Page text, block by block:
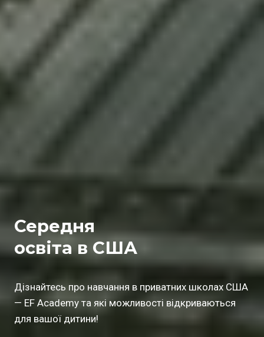
Середня
освіта в США
Дізнайтесь про навчання в приватних школах США
— EF Academy та які можливості відкриваються
для вашої дитини!